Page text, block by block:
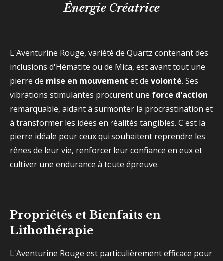
Énergie Créatrice
L'Aventurine Rouge, variété de Quartz contenant des
inclusions d'Hématite ou de Mica, est avant tout une
pierre de mise en mouvement et de volonté. Ses
vibrations stimulantes procurent une force d'action
remarquable, aidant à surmonter la procrastination et
à transformer les idées en réalités tangibles. C'est la
pierre idéale pour ceux qui souhaitent reprendre les
rênes de leur vie, renforcer leur confiance en eux et
cultiver une endurance à toute épreuve.
Propriétés et Bienfaits en
Lithothérapie
L'Aventurine Rouge est particulièrement efficace pour